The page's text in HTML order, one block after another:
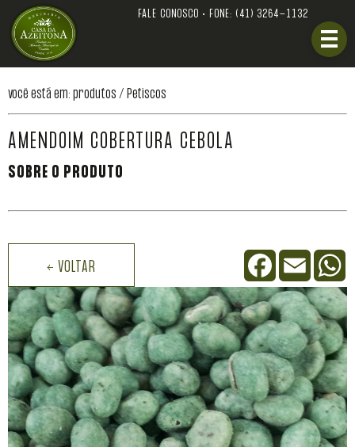
FALE CONOSCO • FONE: (41) 3264-1132
você está em: produtos / Petiscos
AMENDOIM COBERTURA CEBOLA
SOBRE O PRODUTO
← VOLTAR
FacebookEmail